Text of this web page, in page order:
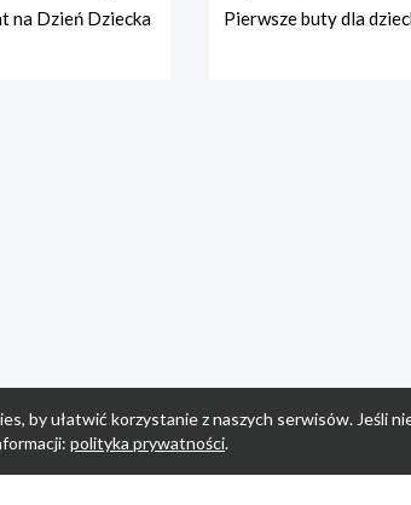
na Dzień Dziecka Pierwsze buty dla
by ułatwić korzystanie z naszych serwisów. Jeśli
polityka prywatności.